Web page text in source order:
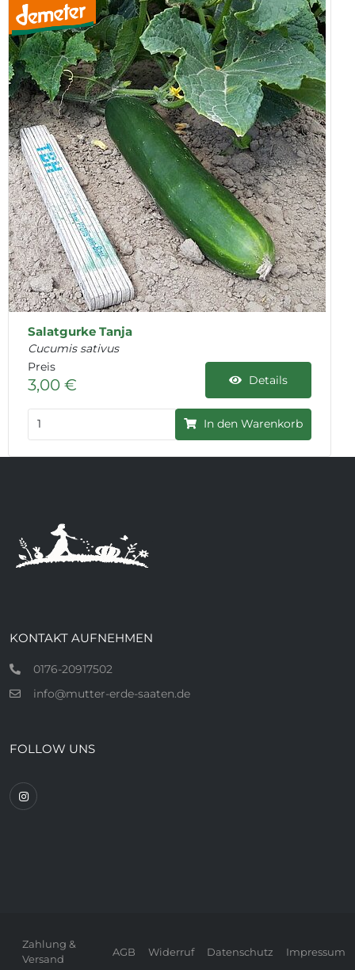
Salatgurke Tanja
Cucumis sativus
Preis
3,00 € Details
In den Warenkorb
KONTAKT AUFNEHMEN
0176-20917502
info@mutter-erde-saaten.de
FOLLOW UNS
Zahlung &
Versand
AGB Widerruf Datenschutz Impressum